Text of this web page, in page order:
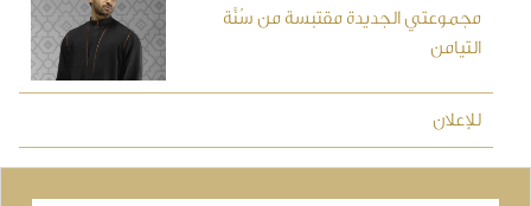
مجموعتي الجديدة مقتبسة من سُنَّة
التيامن
للإعلان